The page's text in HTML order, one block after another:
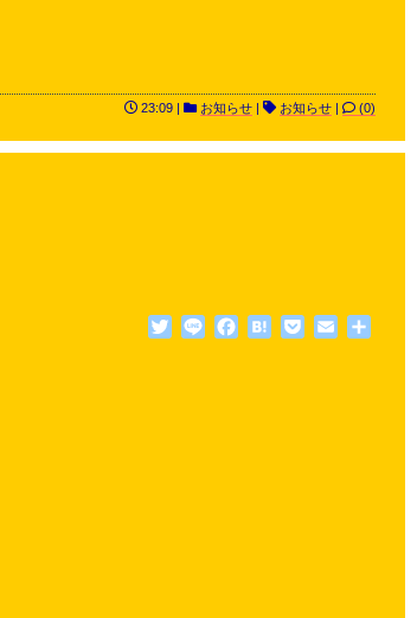
23:09 | お知らせ | お知らせ | (0)
TwitterLine Facebook
HatenaPocketEmail